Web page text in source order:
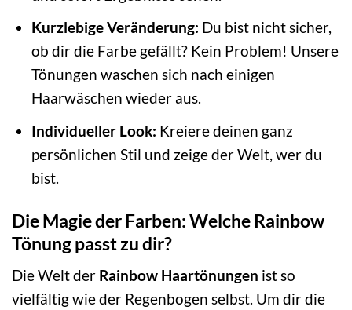
Kurzlebige Veränderung: Du bist nicht sicher,
ob dir die Farbe gefällt? Kein Problem! Unsere
Tönungen waschen sich nach einigen
Haarwäschen wieder aus.
Individueller Look: Kreiere deinen ganz
persönlichen Stil und zeige der Welt, wer du
bist.
Die Magie der Farben: Welche Rainbow
Tönung passt zu dir?
Die Welt der Rainbow Haartönungen ist so
vielfältig wie der Regenbogen selbst. Um dir die